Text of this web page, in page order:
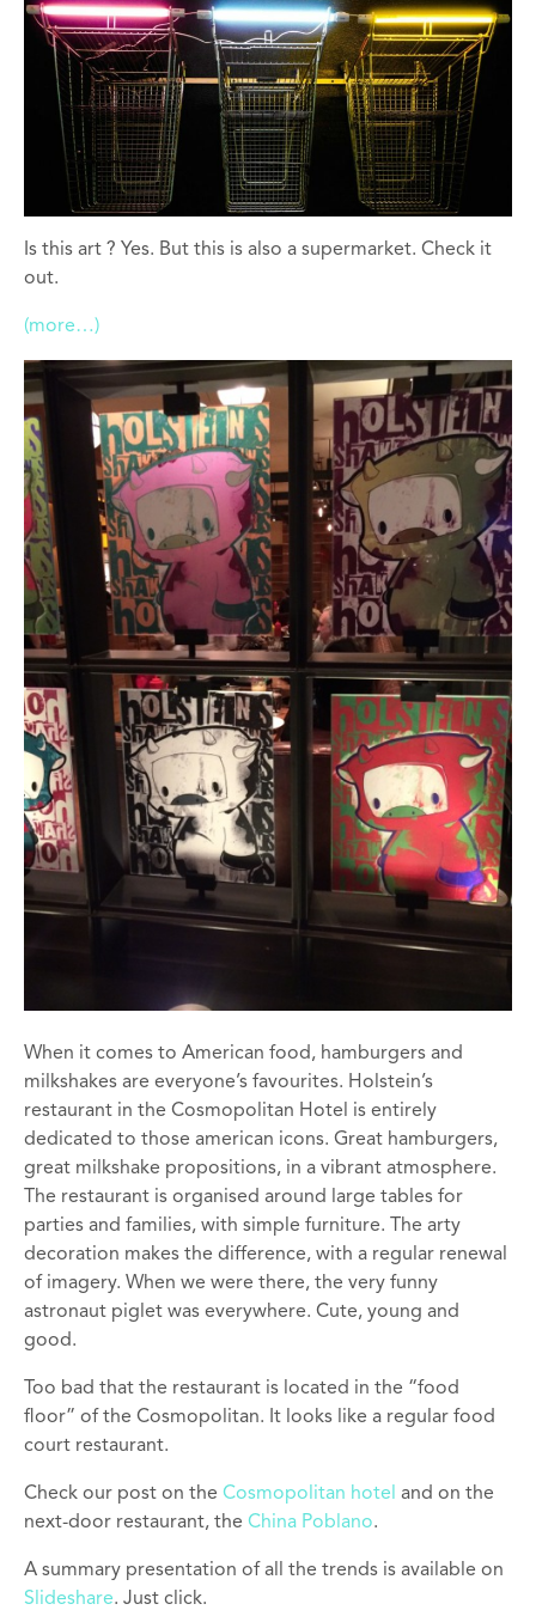
Is this art ? Yes. But this is also a supermarket. Check it
out.
(more…)
When it comes to American food, hamburgers and
milkshakes are everyone’s favourites. Holstein’s
restaurant in the Cosmopolitan Hotel is entirely
dedicated to those american icons. Great hamburgers,
great milkshake propositions, in a vibrant atmosphere.
The restaurant is organised around large tables for
parties and families, with simple furniture. The arty
decoration makes the difference, with a regular renewal
of imagery. When we were there, the very funny
astronaut piglet was everywhere. Cute, young and
good.
Too bad that the restaurant is located in the “food
floor” of the Cosmopolitan. It looks like a regular food
court restaurant.
Check our post on the Cosmopolitan hotel and on the
next-door restaurant, the China Poblano.
A summary presentation of all the trends is available on
Slideshare. Just click.